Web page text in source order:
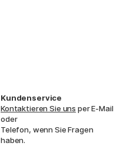
Kundenservice
Kontaktieren Sie uns per E-Mail
oder
Telefon, wenn Sie Fragen
haben.